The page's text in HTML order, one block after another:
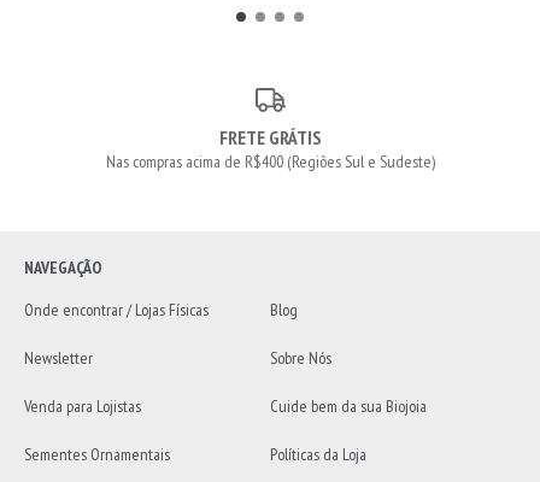
FRETE GRÁTIS
Nas compras acima de R$400 (Regiões Sul e Sudeste)
NAVEGAÇÃO
Onde encontrar / Lojas Físicas
Blog
Newsletter Sobre Nós
Venda para Lojistas Cuide bem da sua Biojoia
Sementes Ornamentais Políticas da Loja